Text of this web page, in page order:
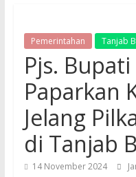
Pemerintahan Tanjab
Pjs.
Paparkan
Jelang
di Tanjab
14 November 2024